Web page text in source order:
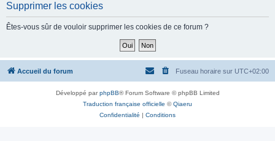
h
Supprimer les cookies
Êtes-vous sûr de vouloir supprimer les cookies de ce forum ?
Accueil du forum Fuseau horaire sur UTC+02:00
Développé parphpBB® Forum Software © phpBB Limited
Traduction française officielle ©Qiaeru
Confidentialité | Conditions